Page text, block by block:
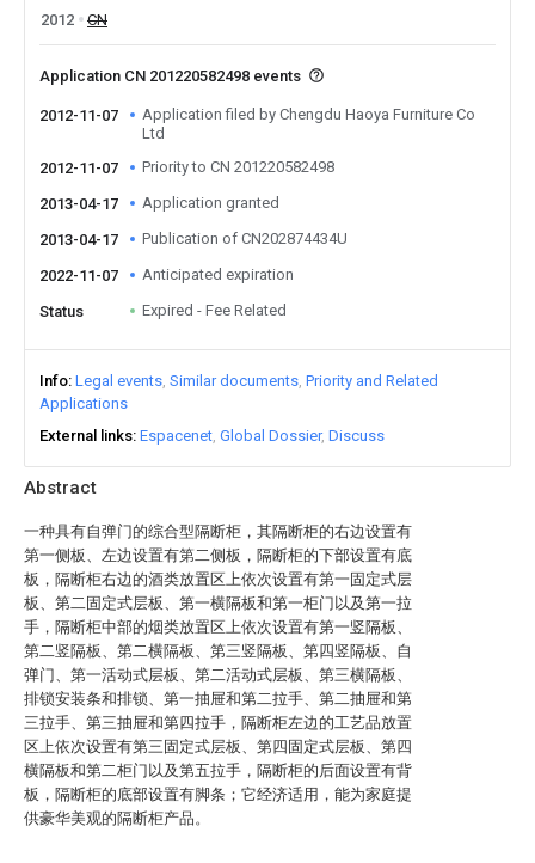
Abstract
一种具有自弹门的综合型隔断柜，其隔断柜的右边设置有
第一侧板、左边设置有第二侧板，隔断柜的下部设置有底
板，隔断柜右边的酒类放置区上依次设置有第一固定式层
板、第二固定式层板、第一横隔板和第一柜门以及第一拉
手，隔断柜中部的烟类放置区上依次设置有第一竖隔板、
第二竖隔板、第二横隔板、第三竖隔板、第四竖隔板、自
弹门、第一活动式层板、第二活动式层板、第三横隔板、
排锁安装条和排锁、第一抽屉和第二拉手、第二抽屉和第
三拉手、第三抽屉和第四拉手，隔断柜左边的工艺品放置
区上依次设置有第三固定式层板、第四固定式层板、第四
横隔板和第二柜门以及第五拉手，隔断柜的后面设置有背
板，隔断柜的底部设置有脚条；它经济适用，能为家庭提
供豪华美观的隔断柜产品。
2012
CN
Application CN 201220582498 events
2012-11-07
Application filed by Chengdu Haoya Furniture Co
Ltd
2012-11-07
Priority to CN 201220582498
2013-04-17 Application granted
2013-04-17 Publication of CN202874434U
2022-11-07 Anticipated expiration
Status Expired - Fee Related
Info Legal events Similar documents Priority and Related
Applications
External links Espacenet Global Dossier Discuss